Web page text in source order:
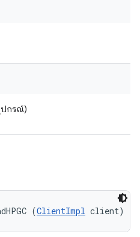
ปกรณ์)
(ClientImpl client)